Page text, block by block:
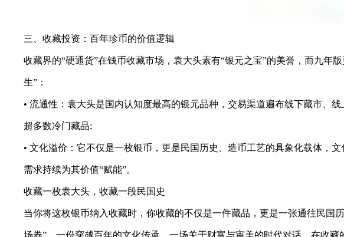
三、收藏投资：百年珍币的价值逻辑
收藏界的“硬通货”在钱币收藏市场，袁大头素有“银元之宝”的美誉，而九年版
生”：
• 流通性：袁大头是国内认知度最高的银元品种，交易渠道遍布线下藏市、线
超多数冷门藏品;
• 文化溢价：它不仅是一枚银币，更是民国历史、造币工艺的具象化载体，文
需求持续为其价值“赋能”。
收藏一枚袁大头，收藏一段民国史
当你将这枚银币纳入收藏时，你收藏的不仅是一件藏品，更是一张通往民国历
场券”，一份穿越百年的文化传承，一场关于财富与审美的时代对话。在收藏